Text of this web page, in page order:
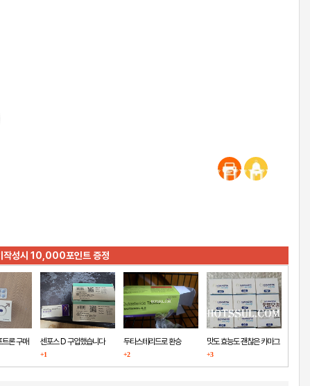
작성시 10,000포인트 증정
트론 구매
센포스 D 구입했습니다
+1
두타스테리드로 환승
+2
맛도 효능도 괜찮은 카마그
라
+3